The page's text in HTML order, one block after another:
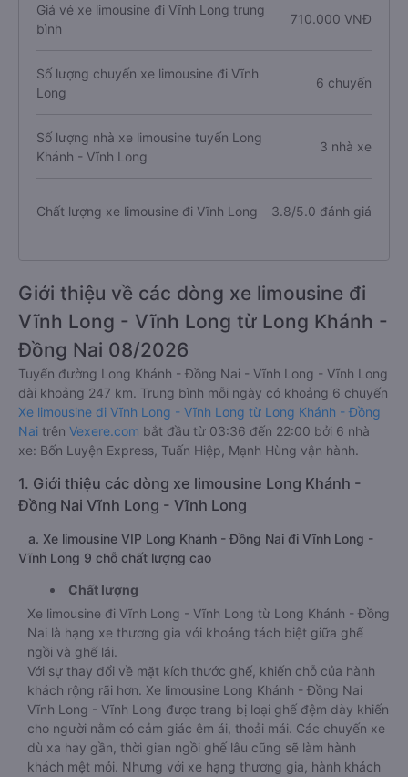
Giá vé xe limousine đi Vĩnh Long trung
bình
710.000 VNĐ
Số lượng chuyến xe limousine đi Vĩnh
Long
6 chuyến
Số lượng nhà xe limousine tuyến Long
Khánh - Vĩnh Long
3 nhà xe
Chất lượng xe limousine đi Vĩnh Long 3.8/5.0 đánh giá
Giới thiệu về các dòng xe limousine đi
Vĩnh Long - Vĩnh Long từ Long Khánh -
Đồng Nai 08/2026
Tuyến đường Long Khánh - Đồng Nai - Vĩnh Long - Vĩnh Long
dài khoảng 247 km. Trung bình mỗi ngày có khoảng 6 chuyến
Xe limousine đi Vĩnh Long - Vĩnh Long từ Long Khánh - Đồng
Nai trên Vexere.com bắt đầu từ 03:36 đến 22:00 bởi 6 nhà
xe: Bốn Luyện Express, Tuấn Hiệp, Mạnh Hùng vận hành.
1. Giới thiệu các dòng xe limousine Long Khánh -
Đồng Nai Vĩnh Long - Vĩnh Long
a. Xe limousine VIP Long Khánh - Đồng Nai đi Vĩnh Long -
Vĩnh Long 9 chỗ chất lượng cao
Chất lượng
Xe limousine đi Vĩnh Long - Vĩnh Long từ Long Khánh - Đồng
Nai là hạng xe thương gia với khoảng tách biệt giữa ghế
ngồi và ghế lái.
Với sự thay đổi về mặt kích thước ghế, khiến chỗ của hành
khách rộng rãi hơn. Xe limousine Long Khánh - Đồng Nai
Vĩnh Long - Vĩnh Long được trang bị loại ghế đệm dày khiến
cho người nằm có cảm giác êm ái, thoải mái. Các chuyến xe
dù xa hay gần, thời gian ngồi ghế lâu cũng sẽ làm hành
khách mệt mỏi. Nhưng với xe hạng thương gia, hành khách